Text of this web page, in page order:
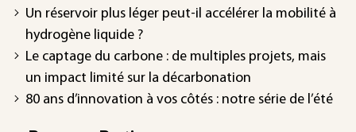
Un réservoir plus léger peut-il accélérer la mobilité à
hydrogène liquide ?
Le captage du carbone : de multiples projets, mais
un impact limité sur la décarbonation
80 ans d’innovation à vos côtés : notre série de l’été